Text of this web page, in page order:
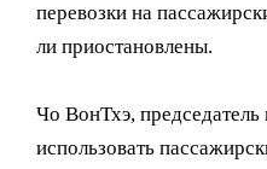
перевозки на
ли приостановлены.
Чо ВонТхэ,
использовать